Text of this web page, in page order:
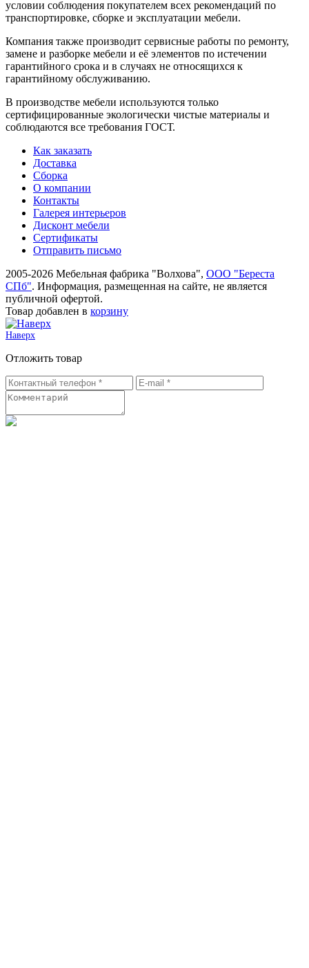
условии соблюдения покупателем всех рекомендаций по
транспорти­ровке, сборке и эксплуатации мебели.
Компания также производит сервисные работы по ремонту,
замене и разборке мебели и её элементов по истечении
гарантийного срока и в случаях не относящихся к
гарантийному обслуживанию.
В производстве мебели используются только
сертифицированные экологически чистые материалы и
соблюдаются все требования ГОСТ.
Как заказать
Доставка
Сборка
О компании
Контакты
Галерея интерьеров
Дисконт мебели
Сертификаты
Отправить письмо
2005-2026 Мебельная фабрика "Волхова", ООО "Береста
СПб". Информация, размещенная на сайте, не является
публичной офертой.
Товар добавлен в корзину
Наверх
Отложить товар